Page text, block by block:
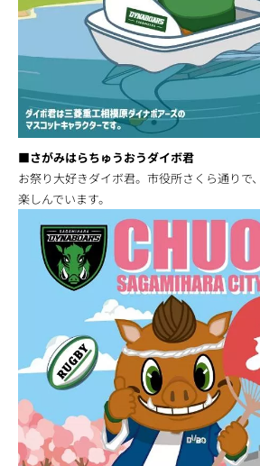
■さがみはらちゅうおうダイボ君
お祭り大好きダイボ君。市役所さくら通りで
楽しんでいます。